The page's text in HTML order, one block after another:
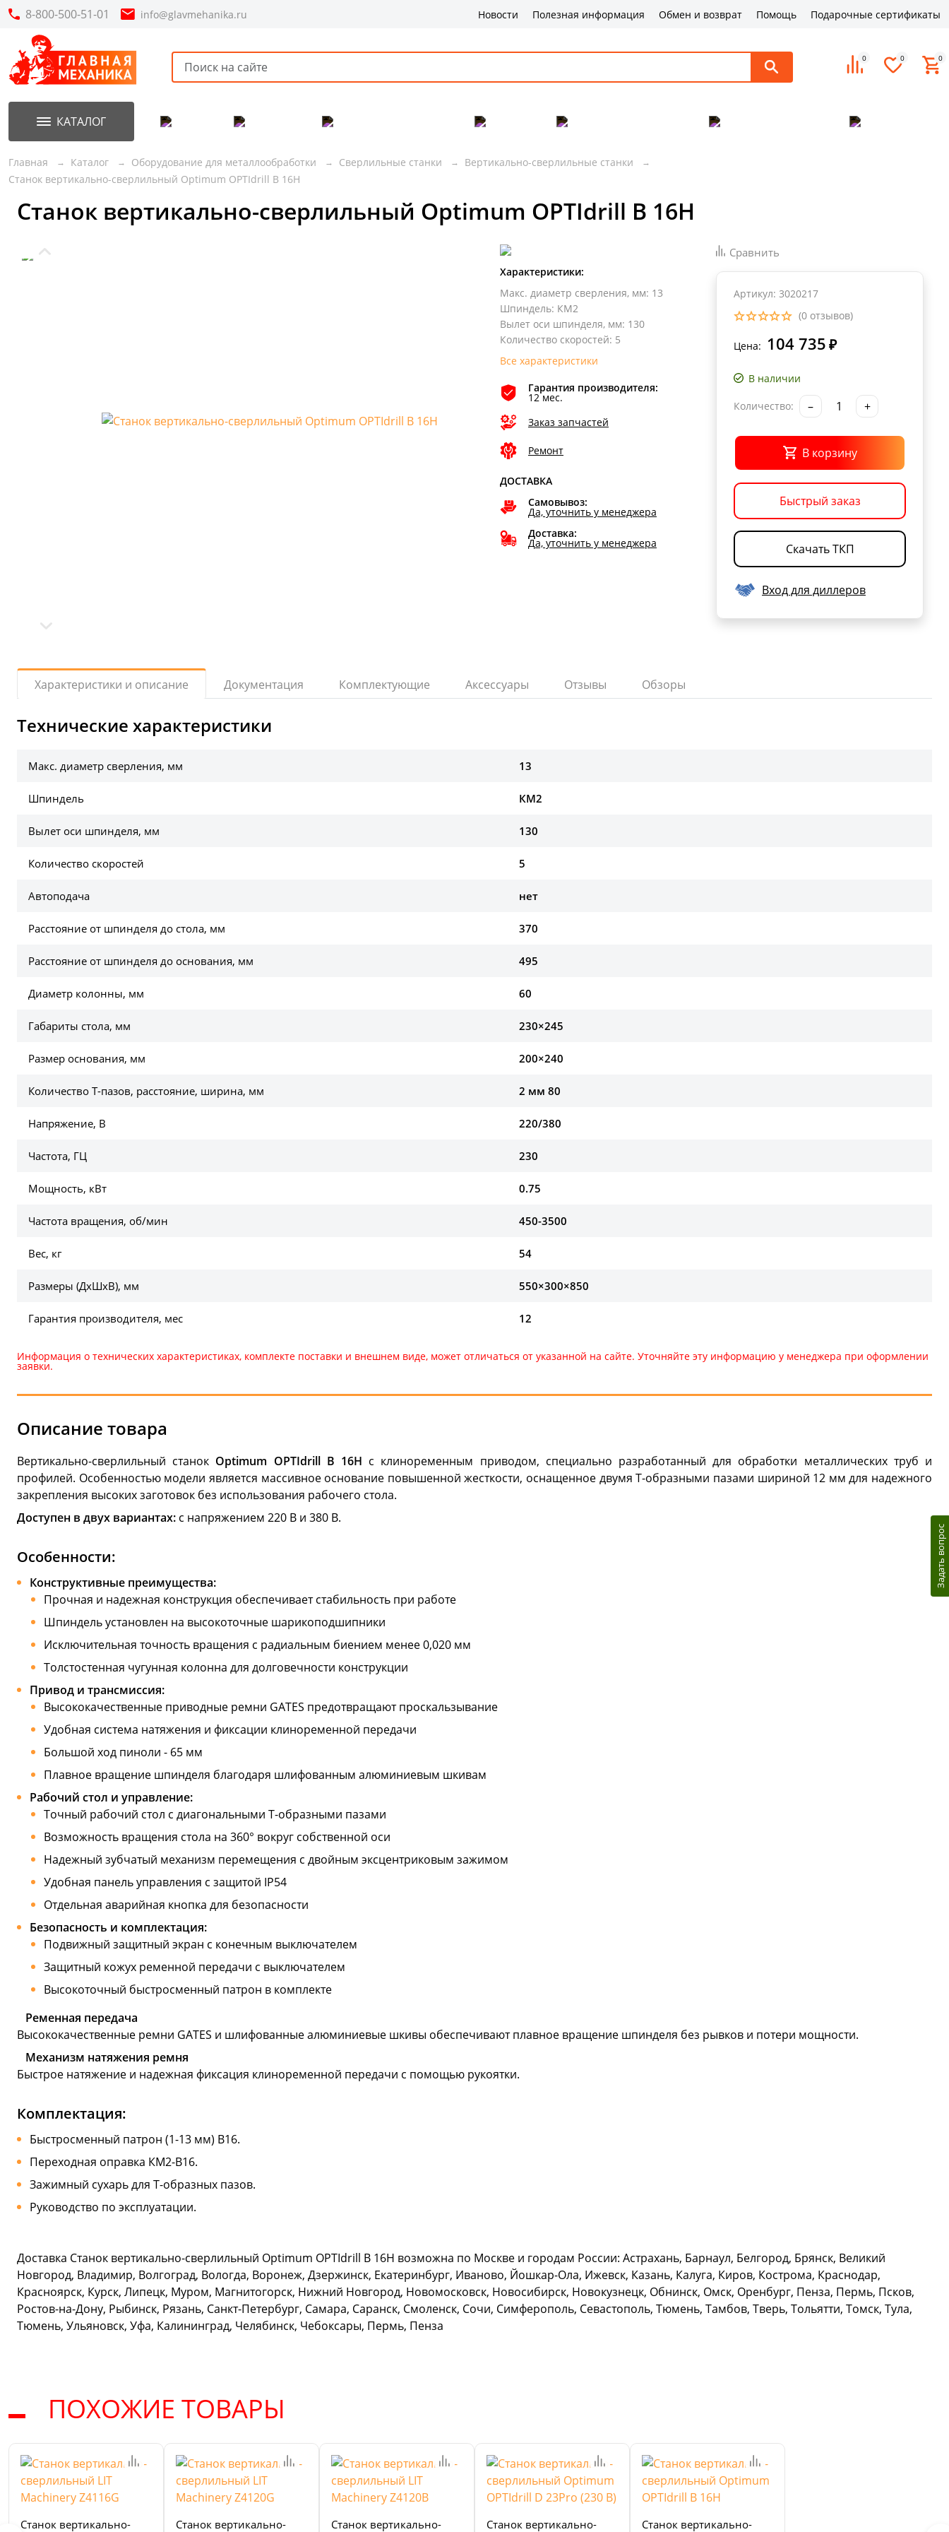
8-800-500-51-01 info@glavmehanika.ru Новости Полезная информация Обмен и возврат Помощь Подарочные сертификаты
0 0 0
КАТАЛОГ
Главная Каталог Оборудование для металлообработки Сверлильные станки
Вертикально-сверлильные станки
Станок вертикально-сверлильный Optimum OPTIdrill B 16H
Станок вертикально-сверлильный Optimum OPTIdrill B 16H
Характеристики:
Макс. диаметр сверления, мм: 13
Шпиндель: КМ2
Вылет оси шпинделя, мм: 130
Количество скоростей: 5
Все характеристики
Гарантия производителя:
12 мес.
Заказ запчастей
Ремонт
ДОСТАВКА
Самовывоз:
Да, уточнить у менеджера
Доставка:
Да, уточнить у менеджера
Сравнить
Артикул: 3020217
(0 отзывов)
Цена: 104 735 ₽
В наличии
Количество: – +
В корзину
Быстрый заказ
Скачать ТКП
Вход для диллеров
Характеристики и описание Документация Комплектующие Аксессуары Отзывы Обзоры
Технические характеристики
Макс. диаметр сверления, мм 13
Шпиндель КМ2
Вылет оси шпинделя, мм 130
Количество скоростей 5
Автоподача нет
Расстояние от шпинделя до стола, мм 370
Расстояние от шпинделя до основания, мм 495
Диаметр колонны, мм 60
Габариты стола, мм 230×245
Размер основания, мм 200×240
Количество Т-пазов, расстояние, ширина, мм 2 мм 80
Напряжение, В 220/380
Частота, ГЦ 230
Мощность, кВт 0.75
Частота вращения, об/мин 450-3500
Вес, кг 54
Размеры (ДхШхВ), мм 550×300×850
Гарантия производителя, мес 12
Информация о технических характеристиках, комплекте поставки и внешнем виде, может отличаться от указанной на сайте. Уточняйте эту информацию у менеджера при оформлении
заявки.
Описание товара
Вертикально-сверлильный станок Optimum OPTIdrill B 16H с клиноременным приводом, специально разработанный для обработки металлических труб и
профилей. Особенностью модели является массивное основание повышенной жесткости, оснащенное двумя Т-образными пазами шириной 12 мм для надежного
закрепления высоких заготовок без использования рабочего стола.
Доступен в двух вариантах: с напряжением 220 В и 380 В.
Особенности:
Конструктивные преимущества:
Прочная и надежная конструкция обеспечивает стабильность при работе
Шпиндель установлен на высокоточные шарикоподшипники
Исключительная точность вращения с радиальным биением менее 0,020 мм
Толстостенная чугунная колонна для долговечности конструкции
Привод и трансмиссия:
Высококачественные приводные ремни GATES предотвращают проскальзывание
Удобная система натяжения и фиксации клиноременной передачи
Большой ход пиноли - 65 мм
Плавное вращение шпинделя благодаря шлифованным алюминиевым шкивам
Рабочий стол и управление:
Точный рабочий стол с диагональными Т-образными пазами
Возможность вращения стола на 360° вокруг собственной оси
Надежный зубчатый механизм перемещения с двойным эксцентриковым зажимом
Удобная панель управления с защитой IP54
Отдельная аварийная кнопка для безопасности
Безопасность и комплектация:
Подвижный защитный экран с конечным выключателем
Защитный кожух ременной передачи с выключателем
Высокоточный быстросменный патрон в комплекте
Ременная передача
Высококачественные ремни GATES и шлифованные алюминиевые шкивы обеспечивают плавное вращение шпинделя без рывков и потери мощности.
Механизм натяжения ремня
Быстрое натяжение и надежная фиксация клиноременной передачи с помощью рукоятки.
Комплектация:
Быстросменный патрон (1-13 мм) В16.
Переходная оправка КМ2-В16.
Зажимный сухарь для Т-образных пазов.
Руководство по эксплуатации.
Доставка Станок вертикально-сверлильный Optimum OPTIdrill B 16H возможна по Москве и городам России: Астрахань, Барнаул, Белгород, Брянск, Великий
Новгород, Владимир, Волгоград, Вологда, Воронеж, Дзержинск, Екатеринбург, Иваново, Йошкар-Ола, Ижевск, Казань, Калуга, Киров, Кострома, Краснодар,
Красноярск, Курск, Липецк, Муром, Магнитогорск, Нижний Новгород, Новомосковск, Новосибирск, Новокузнецк, Обнинск, Омск, Оренбург, Пенза, Пермь, Псков,
Ростов-на-Дону, Рыбинск, Рязань, Санкт-Петербург, Самара, Саранск, Смоленск, Сочи, Симферополь, Севастополь, Тюмень, Тамбов, Тверь, Тольятти, Томск, Тула,
Тюмень, Ульяновск, Уфа, Калининград, Челябинск, Чебоксары, Пермь, Пенза
ПОХОЖИЕ ТОВАРЫ
Станок вертикально-
Станок вертикально-
Станок вертикально-
Станок вертикально-
Станок вертикально-
Задать вопрос